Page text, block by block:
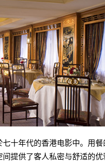
十年代的香港电影中。用
提供了客人私密与舒适的优